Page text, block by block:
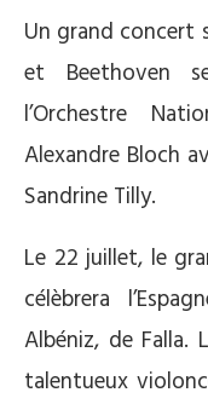
Un grand concert
et Beethoven
l’Orchestre
Alexandre Bloch
Sandrine Tilly.
Le 22 juillet, le
célèbrera
Albéniz, de Falla.
talentueux